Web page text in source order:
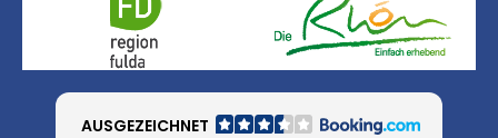
AUSGEZEICHNET